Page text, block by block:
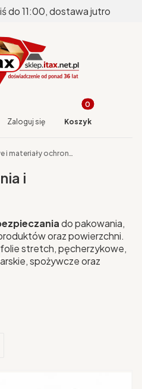
do 11:00, dostawa jutro
Zaloguj się
Produkty w
Koszyk
Folie opakowaniowe i materiały ochronne
i
do pakowania,
oraz powierzchni.
stretch, pęcherzykowe,
spożywcze oraz